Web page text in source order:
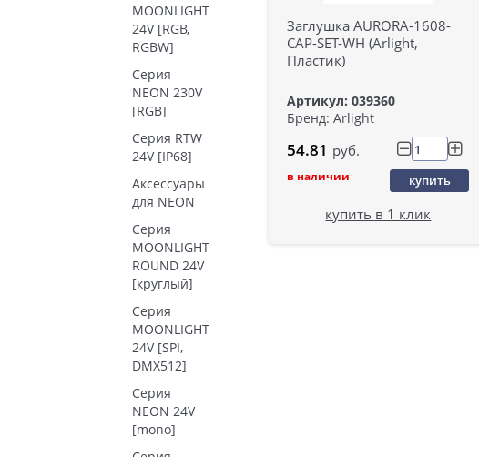
MOONLIGHT
24V [RGB,
RGBW]
Серия
NEON 230V
[RGB]
Серия RTW
24V [IP68]
Аксессуары
для NEON
Серия
MOONLIGHT
ROUND 24V
[круглый]
Серия
MOONLIGHT
24V [SPI,
DMX512]
Серия
NEON 24V
[mono]
Заглушка AURORA-1608-
CAP-SET-WH (Arlight,
Пластик)
Артикул: 039360
Бренд: Arlight
54.81 руб.
в наличии купить
купить в 1 клик